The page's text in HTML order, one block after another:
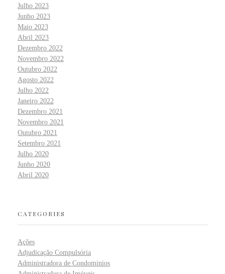
Julho 2023
Junho 2023
Maio 2023
Abril 2023
Dezembro 2022
Novembro 2022
Outubro 2022
Agosto 2022
Julho 2022
Janeiro 2022
Dezembro 2021
Novembro 2021
Outubro 2021
Setembro 2021
Julho 2020
Junho 2020
Abril 2020
CATEGORIES
Ações
Adjudicação Compulsória
Administradora de Condominios